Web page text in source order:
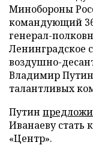
Минобороны
командующий
генерал-
Ленинградское
воздушно-
Владимир Путин
талантливых
Путин
Иванаеву
«Центр».